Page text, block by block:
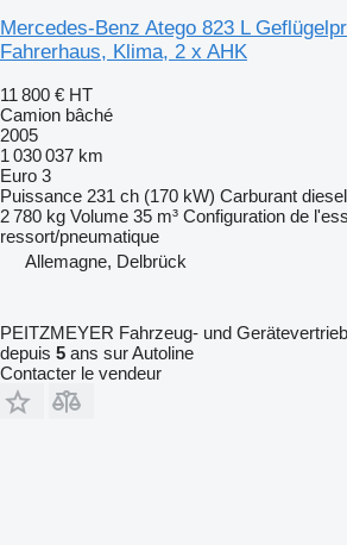
Mercedes-Benz Atego 823 L
Fahrerhaus, Klima, 2 x AHK
11 800 € HT
Camion bâché
2005
1 030 037 km
Euro 3
Puissance 231 ch (170 kW) Carburant diesel
2 780 kg Volume 35 m³ Configuration de
ressort/pneumatique
Allemagne, Delbrück
PEITZMEYER Fahrzeug- und Gerätevertrieb
depuis 5 ans sur Autoline
Contacter le vendeur